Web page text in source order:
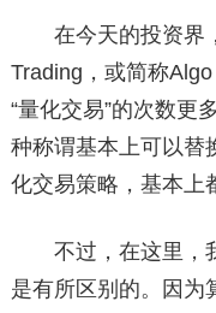
在今天的投资界，
Trading，或简称
“量化交易”的次数更
种称谓基本上可以替
化交易策略，基本上
不过，在这里，我
是有所区别的。因为